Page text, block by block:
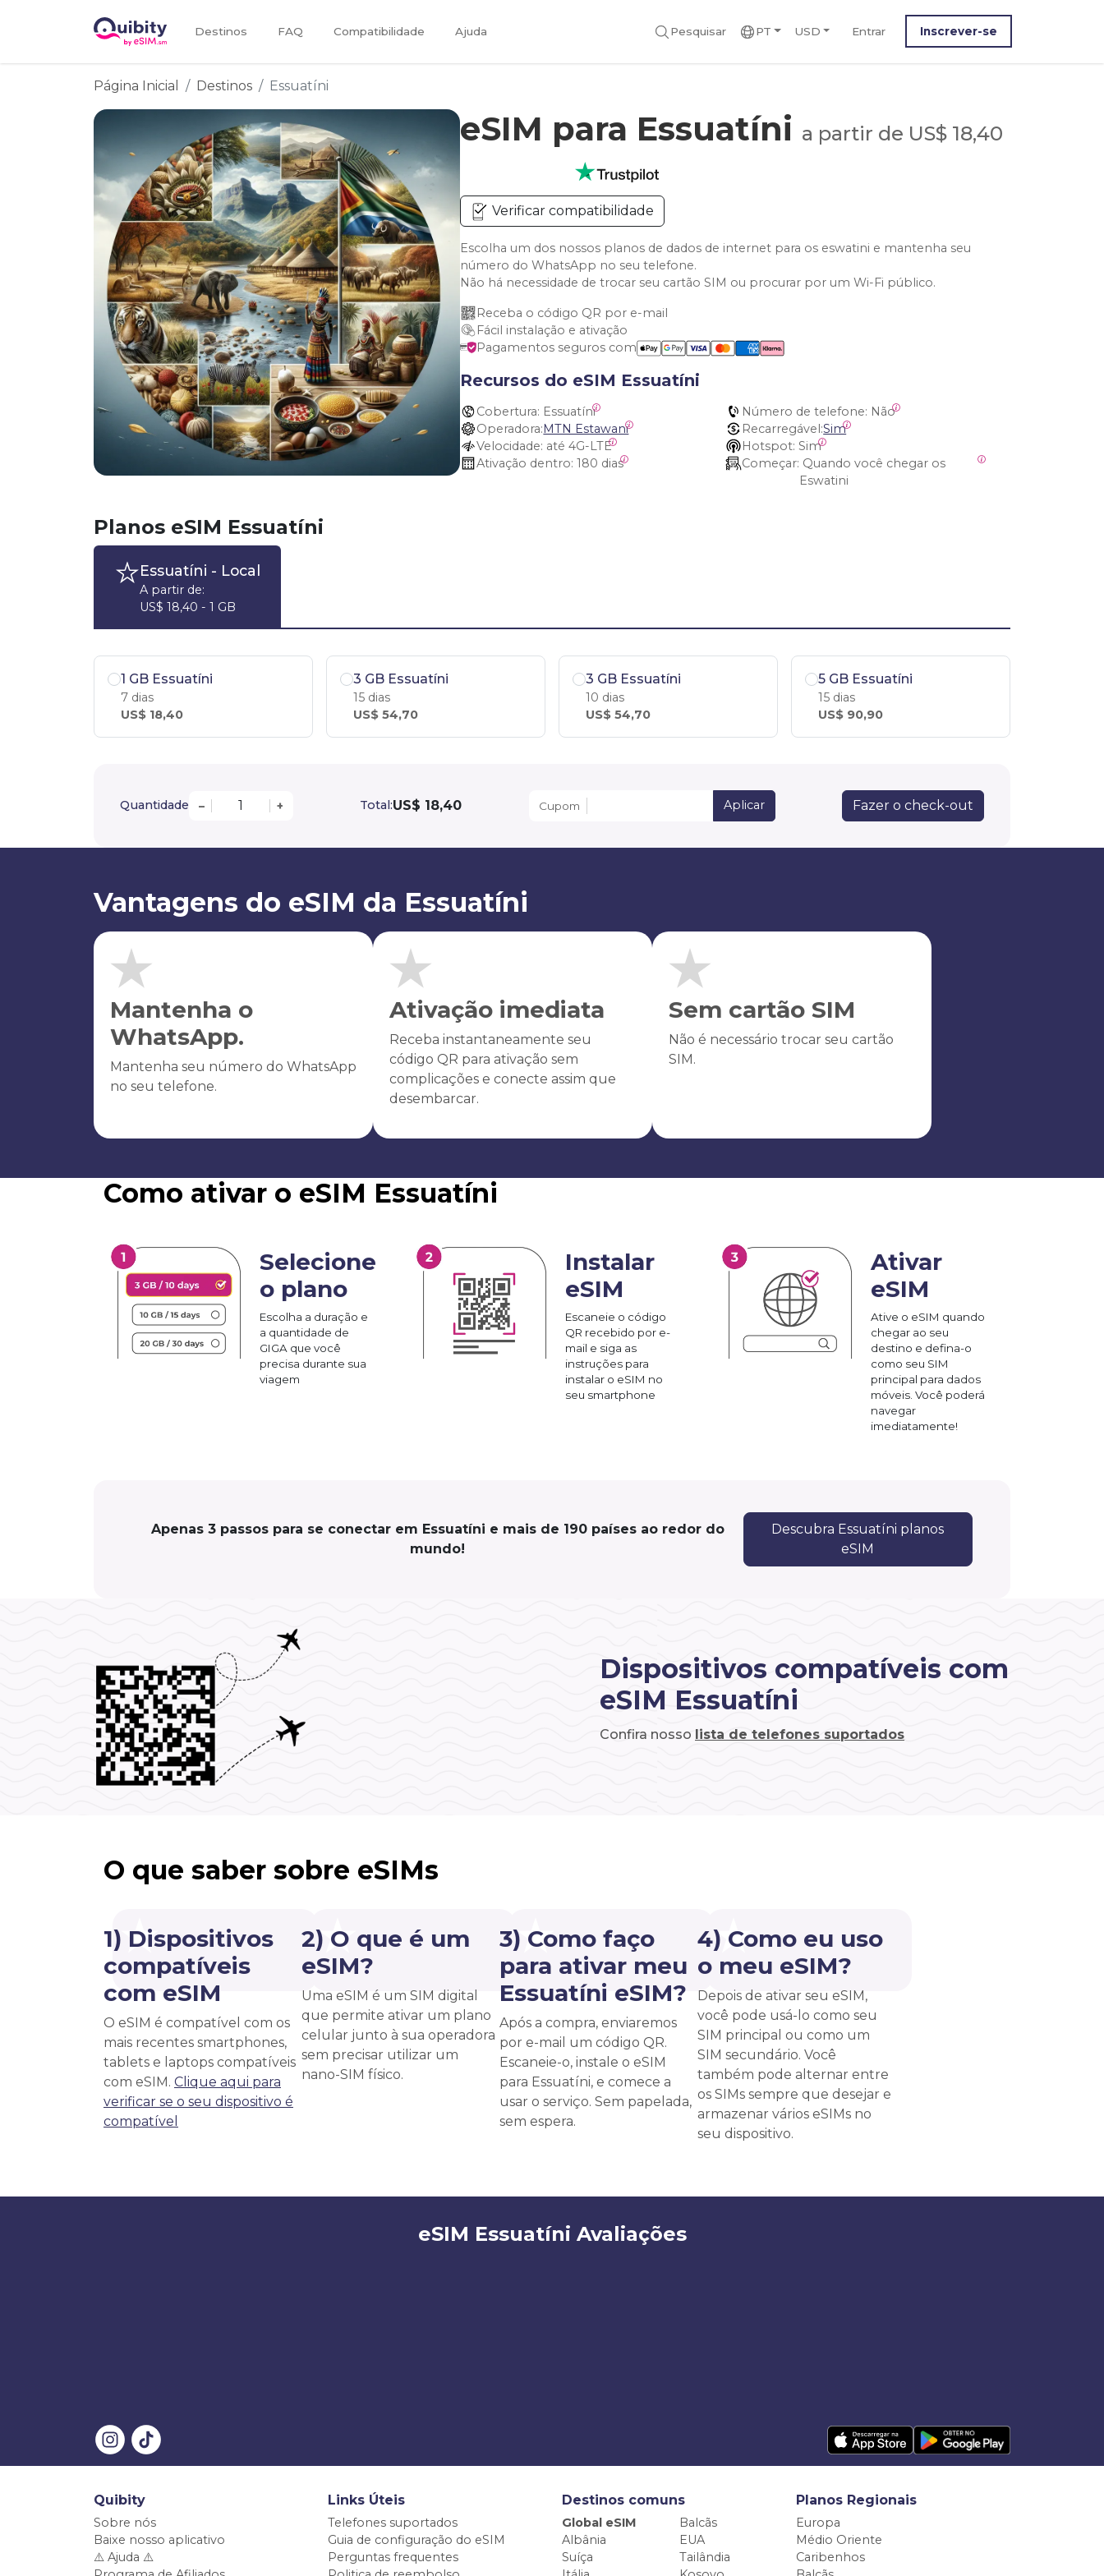
Destinos FAQ Compatibilidade Ajuda Pesquisar PT USD Entrar Inscrever-se
Página Inicial Destinos Essuatíni
eSIM para Essuatíni a partir de US$ 18,40
Verificar compatibilidade
Escolha um dos nossos planos de dados de internet para os eswatini e mantenha seu
número do WhatsApp no seu telefone.
Não há necessidade de trocar seu cartão SIM ou procurar por um Wi-Fi público.
Receba o código QR por e-mail
Fácil instalação e ativação
Pagamentos seguros com
Recursos do eSIM Essuatíni
Cobertura: Essuatíni Número de telefone: Não
Operadora:MTN Estawani Recarregável:Sim
Velocidade: até 4G-LTE Hotspot: Sim
Ativação dentro: 180 dias Começar:
Eswatini
Planos eSIM Essuatíni
Essuatíni - Local
A partir de:
US$ 18,40 - 1 GB
1 GB Essuatíni
7 dias
US$ 18,40
3 GB Essuatíni
15 dias
US$ 54,70
3 GB Essuatíni
10 dias
US$ 54,70
5 GB Essuatíni
15 dias
US$ 90,90
Quantidade – + Total:US$ 18,40 Cupom Aplicar Fazer o check-out
Vantagens do eSIM da Essuatíni
Mantenha o
WhatsApp.
Mantenha seu número do WhatsApp
no seu telefone.
Ativação imediata
Receba instantaneamente seu
código QR para ativação sem
complicações e conecte assim que
desembarcar.
Sem cartão SIM
Não é necessário trocar seu cartão
SIM.
Como ativar o eSIM Essuatíni
Selecione
o plano
Escolha a duração e
a quantidade de
GIGA que você
precisa durante sua
viagem
Instalar
eSIM
Escaneie o código
QR recebido por e-
mail e siga as
instruções para
instalar o eSIM no
seu smartphone
Ativar
eSIM
Ative o eSIM quando
chegar ao seu
destino e defina-o
como seu SIM
principal para dados
móveis. Você poderá
navegar
imediatamente!
Apenas 3 passos para se conectar em Essuatíni e mais de 190 países ao redor do
mundo!
Descubra Essuatíni planos
eSIM
Dispositivos compatíveis com
eSIM Essuatíni
Confira nosso lista de telefones suportados
O que saber sobre eSIMs
1) Dispositivos
compatíveis
com eSIM
O eSIM é compatível com os
mais recentes smartphones,
tablets e laptops compatíveis
com eSIM. Clique aqui para
verificar se o seu dispositivo é
compatível
2) O que é um
eSIM?
Uma eSIM é um SIM digital
que permite ativar um plano
celular junto à sua operadora
sem precisar utilizar um
nano-SIM físico.
3) Como faço
para ativar meu
Essuatíni eSIM?
Após a compra, enviaremos
por e-mail um código QR.
Escaneie-o, instale o eSIM
para Essuatíni, e comece a
usar o serviço. Sem papelada,
sem espera.
4) Como eu uso
o meu eSIM?
Depois de ativar seu eSIM,
você pode usá-lo como seu
SIM principal ou como um
SIM secundário. Você
também pode alternar entre
os SIMs sempre que desejar e
armazenar vários eSIMs no
seu dispositivo.
eSIM Essuatíni Avaliações
Quibity
Sobre nós
Baixe nosso aplicativo
⚠️ Ajuda ⚠️
Links Úteis
Telefones suportados
Guia de configuração do eSIM
Perguntas frequentes
Destinos comuns
Global eSIM
Balcãs
Albânia
EUA
Suíça
Tailândia
Planos Regionais
Europa
Médio Oriente
Caribenhos